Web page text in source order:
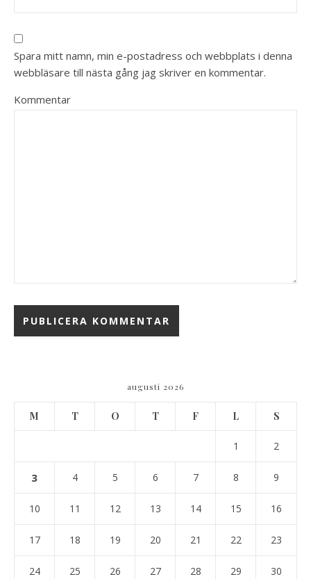
Spara mitt namn, min e-postadress och webbplats i denna
webbläsare till nästa gång jag skriver en kommentar.
Kommentar
augusti 2026
M T O T F L S
1 2
3 4 5 6 7 8 9
10 11 12 13 14 15 16
17 18 19 20 21 22 23
24 25 26 27 28 29 30